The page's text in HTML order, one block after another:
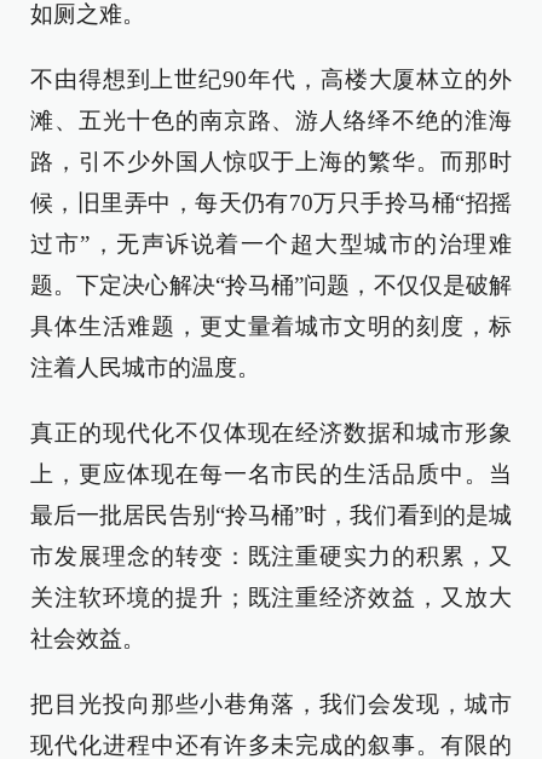
如厕之难。
不由得想到上世纪90年代，高楼大厦林立的外
滩、五光十色的南京路、游人络绎不绝的淮海
路，引不少外国人惊叹于上海的繁华。而那时
候，旧里弄中，每天仍有70万只手拎马桶“招摇
过市”，无声诉说着一个超大型城市的治理难
题。下定决心解决“拎马桶”问题，不仅仅是破解
具体生活难题，更丈量着城市文明的刻度，标
注着人民城市的温度。
真正的现代化不仅体现在经济数据和城市形象
上，更应体现在每一名市民的生活品质中。当
最后一批居民告别“拎马桶”时，我们看到的是城
市发展理念的转变：既注重硬实力的积累，又
关注软环境的提升；既注重经济效益，又放大
社会效益。
把目光投向那些小巷角落，我们会发现，城市
现代化进程中还有许多未完成的叙事。有限的